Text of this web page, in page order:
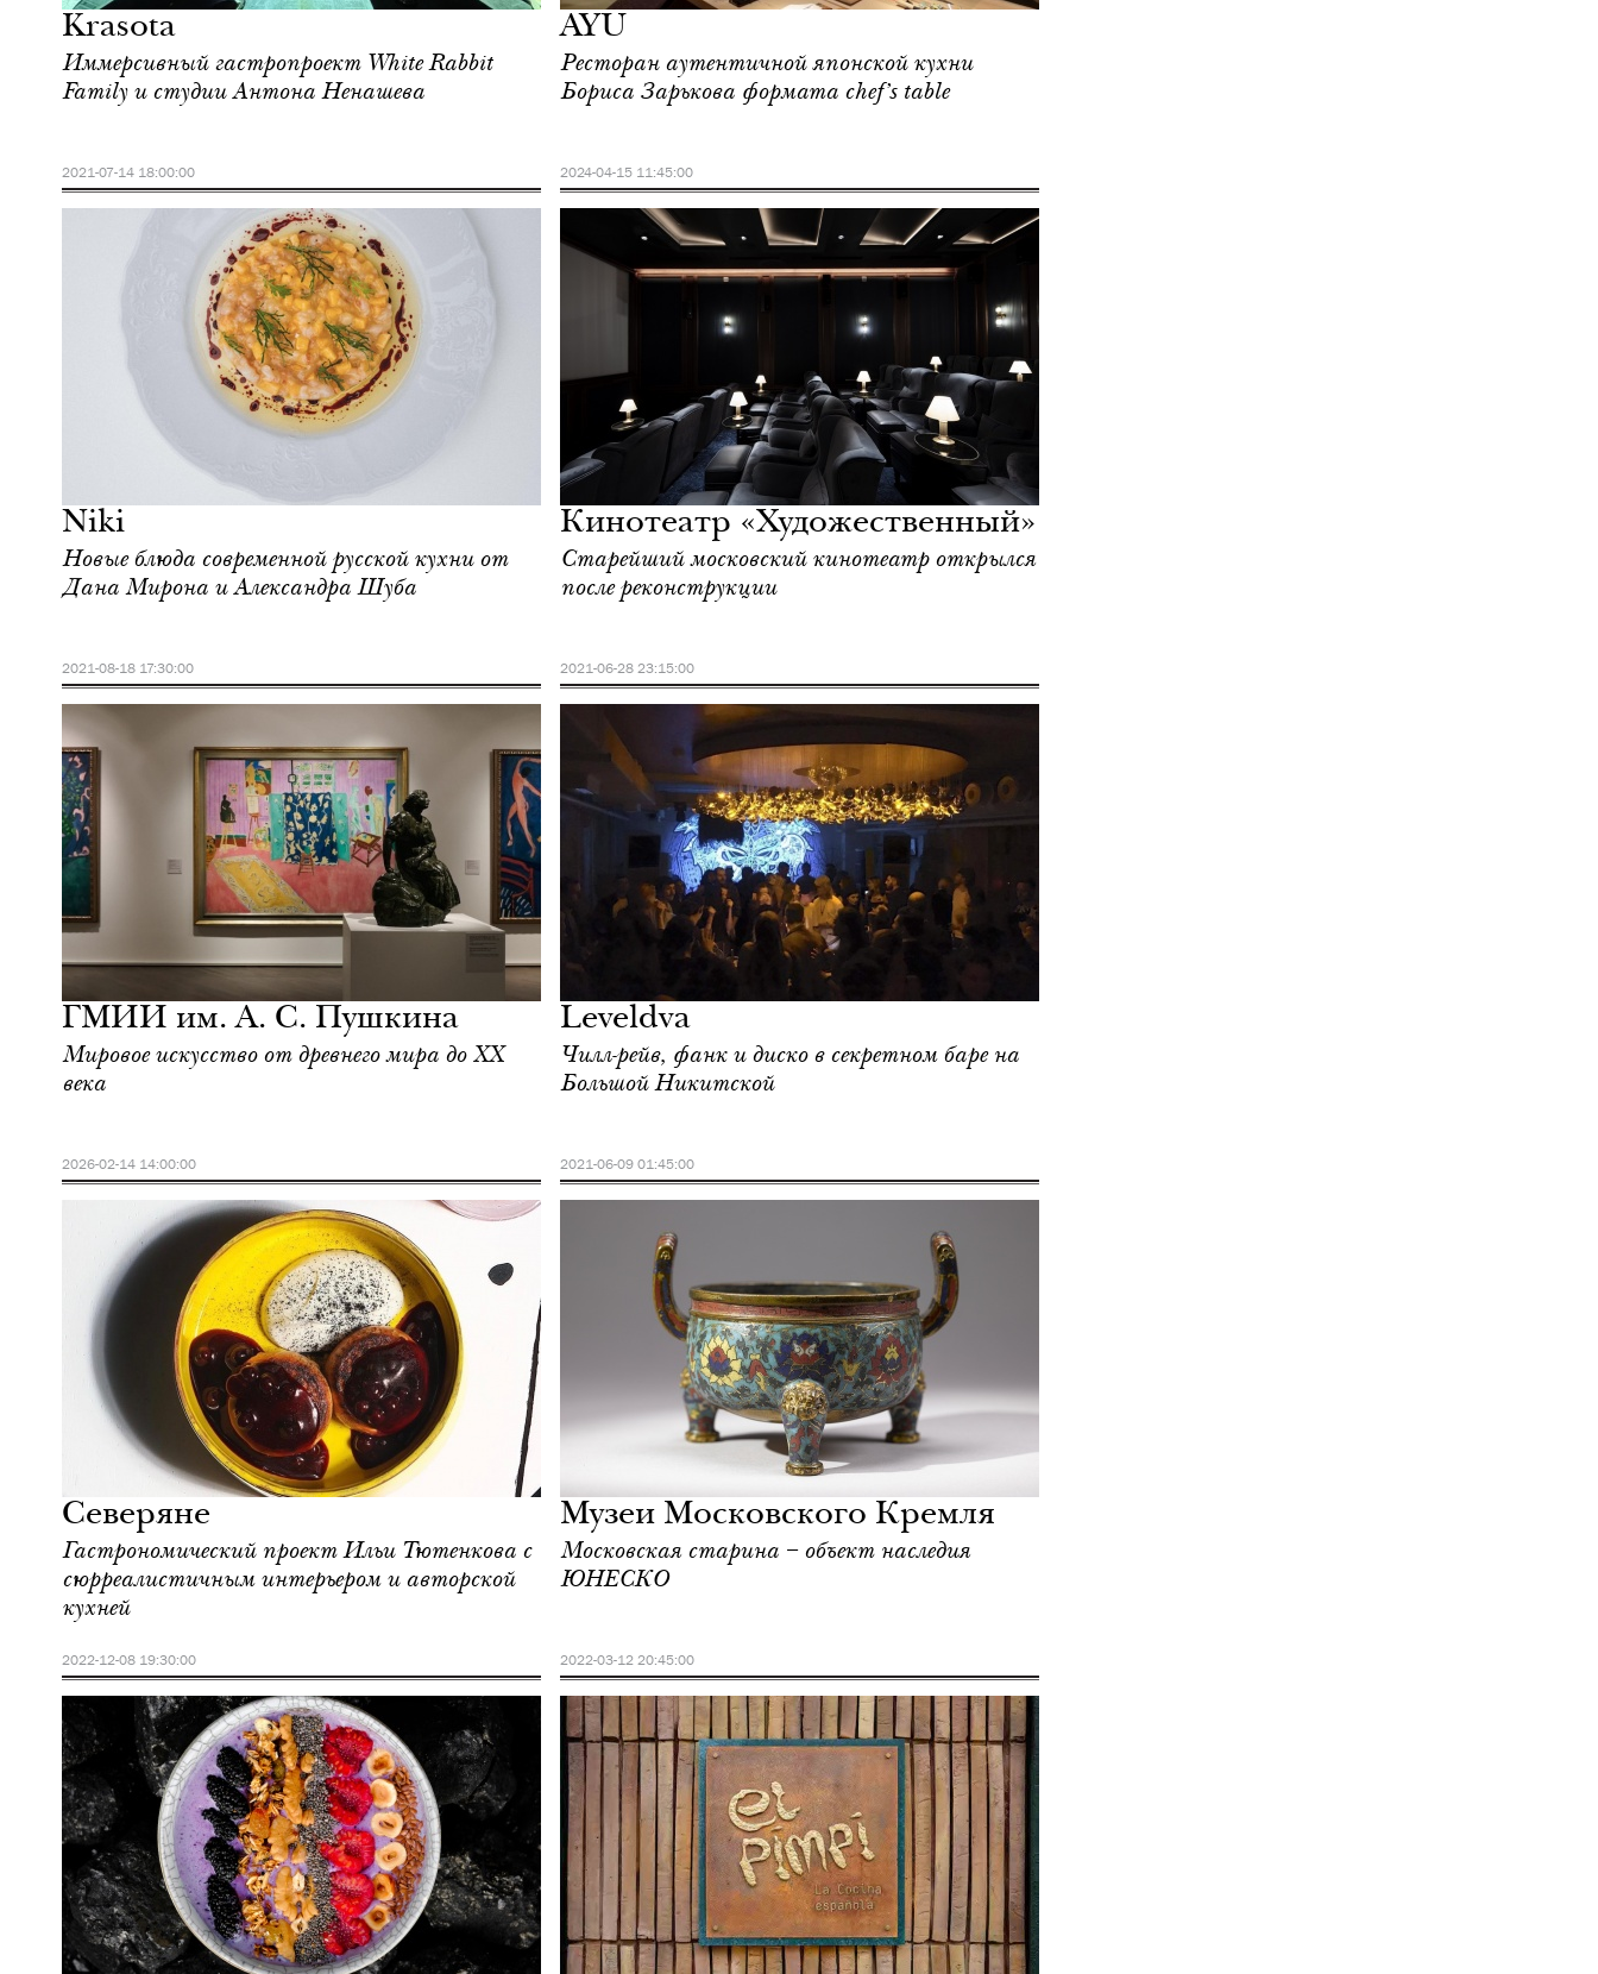
Krasota
Иммерсивный гастропроект White Rabbit
Family и студии Антона Ненашева
2021-07-14 18:00:00
AYU
Ресторан аутентичной японской кухни
Бориса Зарькова формата chef’s table
2024-04-15 11:45:00
Niki
Новые блюда cовременной русской кухни от
Дана Мирона и Александра Шуба
2021-08-18 17:30:00
Кинотеатр «Художественный»
Старейший московский кинотеатр открылся
после реконструкции
2021-06-28 23:15:00
ГМИИ им. А. С. Пушкина
Мировое искусство от древнего мира до XX
века
2026-02-14 14:00:00
Ночная жизнь
Москва
Leveldva
Чилл-рейв, фанк и диско в секретном баре на
Большой Никитской
2021-06-09 01:45:00
Северяне
Гастрономический проект Ильи Тютенкова с
сюрреалистичным интерьером и авторской
кухней
2022-12-08 19:30:00
Культура
Музеи Московского Кремля
Московская старина – объект наследия
ЮНЕСКО
2022-03-12 20:45:00
Еда
Москва